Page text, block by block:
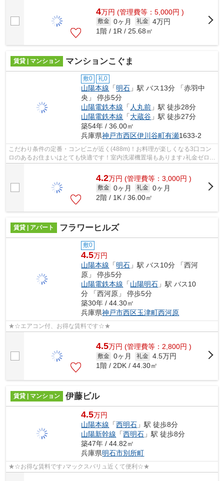
4万円 (管理費等：5,000円 )
敷金 0ヶ月 礼金 4万円
1階 / 1R / 25.68㎡
賃貸 | マンション マンションこぐま
敷0 礼0
山陽本線 「明石 」駅 バス13分 「赤羽中
央」 停歩5分
山陽電鉄本線 「 人丸前 」駅 徒歩28分
山陽電鉄本線 「大蔵谷 」駅 徒歩27分
築54年 / 36.00㎡
兵庫県神戸市西区伊川谷町有瀬1633-2
こだわり条件の定番・コンビニが近く(488m)！お料理が楽しくなる3口コン
ロのあるお住まいはとても快適です！室内洗濯機置場もあります♪礼金ゼロ円
4.2万円 (管理費等：3,000円 )
敷金 0ヶ月 礼金 0ヶ月
2階 / 1K / 36.00㎡
賃貸 | アパート フラワーヒルズ
敷0
4.5万円
山陽本線 「明石 」駅 バス10分 「西河
原」 停歩5分
山陽電鉄本線 「山陽明石 」駅 バス10
分 「西河原」 停歩5分
築30年 / 44.30㎡
兵庫県神戸市西区玉津町西河原
★☆エアコン付、お得な賃料です☆★
4.5万円 (管理費等：2,800円 )
敷金 0ヶ月 礼金 4.5万円
1階 / 2DK / 44.30㎡
賃貸 | マンション 伊藤ビル
4.5万円
山陽本線 「西明石 」駅 徒歩8分
山陽新幹線 「西明石 」駅 徒歩8分
築47年 / 44.82㎡
兵庫県明石市別所町
★☆お得な賃料です♪マックスバリュ近くて便利☆★